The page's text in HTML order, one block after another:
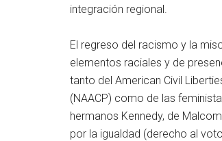
integración regional.
El regreso del racismo y la
elementos raciales y de
tanto del American Civil
(NAACP) como de las
hermanos Kennedy, de
por la igualdad (derecho al